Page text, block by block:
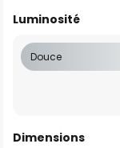
Luminosité
Douce
Dimensions